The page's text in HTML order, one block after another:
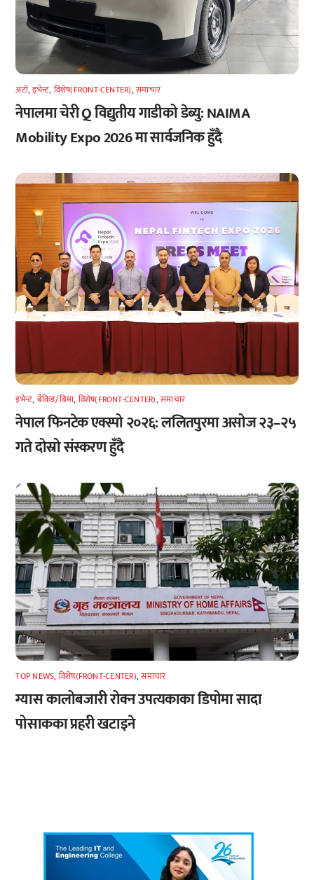
अटाे,इभेन्ट, विशेष(FRONT-CENTER),समाचार
नेपालमा चेरी Q विद्युतीय गाडीको डेब्यु: NAIMA
Mobility Expo 2026 मा सार्वजनिक हुँदै
इभेन्ट, बैंकिङ/बिमा, विशेष(FRONT-CENTER),समाचार
नेपाल फिनटेक एक्स्पो २०२६: ललितपुरमा असोज २३–२५
गते दोस्रो संस्करण हुँदै
TOP NEWS, विशेष(FRONT-CENTER),समाचार
ग्यास कालोबजारी रोक्न उपत्यकाका डिपोमा सादा
पोसाकका प्रहरी खटाइने